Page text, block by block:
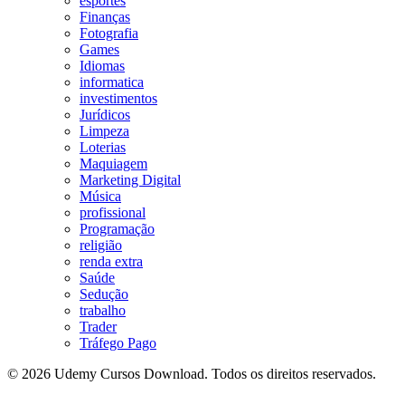
Finanças
Fotografia
Games
Idiomas
informatica
investimentos
Jurídicos
Limpeza
Loterias
Maquiagem
Marketing Digital
Música
profissional
Programação
religião
renda extra
Saúde
Sedução
trabalho
Trader
Tráfego Pago
© 2026 Udemy Cursos Download. Todos os direitos reservados.